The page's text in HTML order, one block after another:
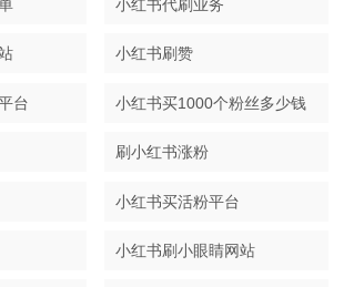
小红书代刷业务
小红书刷赞
台 小红书买1000个粉丝多少钱
刷小红书涨粉
小红书买活粉平台
小红书刷小眼睛网站